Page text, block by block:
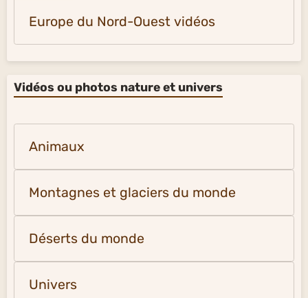
Europe du Nord-Ouest vidéos
Vidéos ou photos nature et univers
Animaux
Montagnes et glaciers du monde
Déserts du monde
Univers